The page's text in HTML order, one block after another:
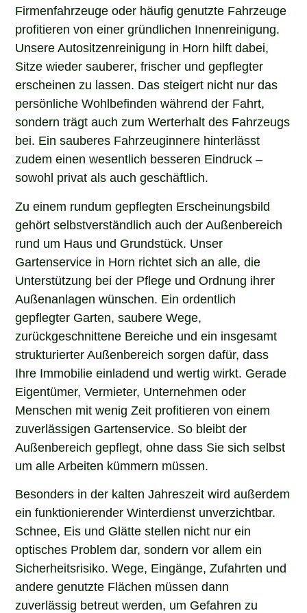
Firmenfahrzeuge oder häufig genutzte Fahrzeuge
profitieren von einer gründlichen Innenreinigung.
Unsere Autositzenreinigung in Horn hilft dabei,
Sitze wieder sauberer, frischer und gepflegter
erscheinen zu lassen. Das steigert nicht nur das
persönliche Wohlbefinden während der Fahrt,
sondern trägt auch zum Werterhalt des Fahrzeugs
bei. Ein sauberes Fahrzeuginnere hinterlässt
zudem einen wesentlich besseren Eindruck –
sowohl privat als auch geschäftlich.
Zu einem rundum gepflegten Erscheinungsbild
gehört selbstverständlich auch der Außenbereich
rund um Haus und Grundstück. Unser
Gartenservice in Horn richtet sich an alle, die
Unterstützung bei der Pflege und Ordnung ihrer
Außenanlagen wünschen. Ein ordentlich
gepflegter Garten, saubere Wege,
zurückgeschnittene Bereiche und ein insgesamt
strukturierter Außenbereich sorgen dafür, dass
Ihre Immobilie einladend und wertig wirkt. Gerade
Eigentümer, Vermieter, Unternehmen oder
Menschen mit wenig Zeit profitieren von einem
zuverlässigen Gartenservice. So bleibt der
Außenbereich gepflegt, ohne dass Sie sich selbst
um alle Arbeiten kümmern müssen.
Besonders in der kalten Jahreszeit wird außerdem
ein funktionierender Winterdienst unverzichtbar.
Schnee, Eis und Glätte stellen nicht nur ein
optisches Problem dar, sondern vor allem ein
Sicherheitsrisiko. Wege, Eingänge, Zufahrten und
andere genutzte Flächen müssen dann
zuverlässig betreut werden, um Gefahren zu